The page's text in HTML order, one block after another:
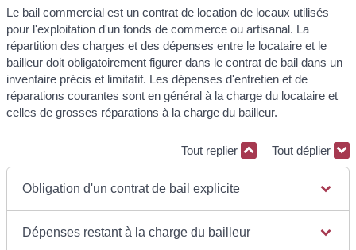
Le bail commercial est un contrat de location de locaux utilisés
pour l'exploitation d'un fonds de commerce ou artisanal. La
répartition des charges et des dépenses entre le locataire et le
bailleur doit obligatoirement figurer dans le contrat de bail dans un
inventaire précis et limitatif. Les dépenses d'entretien et de
réparations courantes sont en général à la charge du locataire et
celles de grosses réparations à la charge du bailleur.
Tout replier Tout déplier
Obligation d'un contrat de bail explicite
Dépenses restant à la charge du bailleur